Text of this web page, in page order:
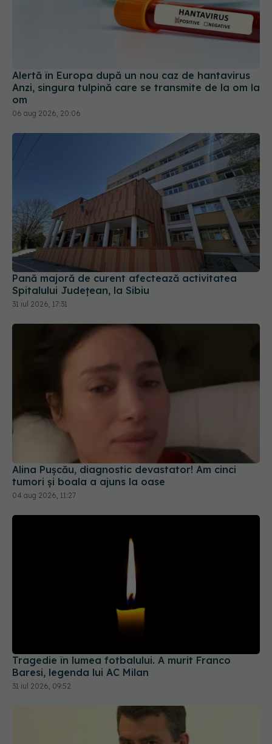
Alertă în Europa după un nou caz de hantavirus
Anzi, singura tulpină care se transmite de la om la
om
06 aug 2026, 20:06
Pană majoră de curent afectează activitatea
Spitalului Județean, la Sibiu
31 iul 2026, 17:31
Alina Pușcău, diagnostic devastator! Am cinci
tumori și boala a ajuns la oase
04 aug 2026, 11:27
Tragedie în lumea fotbalului. A murit Franco
Baresi, legenda lui AC Milan
31 iul 2026, 09:52